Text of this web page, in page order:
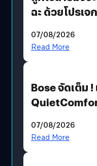
ฉะ ด้วยโปรเ
มีภาษาไทยด้วย
07/08/2026
Read More
Bose จัดเต็ม !
07/08/2026
Read More